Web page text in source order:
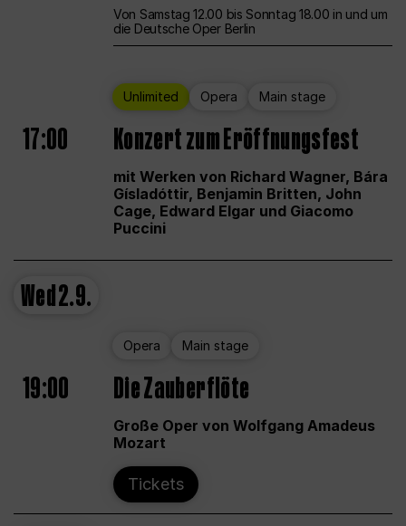
Von Samstag 12.00 bis Sonntag 18.00 in und um
die Deutsche Oper Berlin
Unlimited Opera Main stage
17:00 Konzert zum Eröffnungsfest
mit Werken von Richard Wagner, Bára
Gísladóttir, Benjamin Britten, John
Cage, Edward Elgar und Giacomo
Puccini
Wed2.9.
Opera Main stage
19:00 Die Zauberflöte
Große Oper von Wolfgang Amadeus
Mozart
Tickets